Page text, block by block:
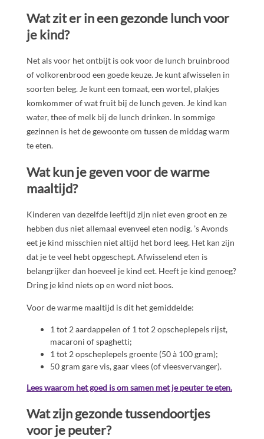
Wat zit er in een gezonde lunch voor
je kind?
Net als voor het ontbijt is ook voor de lunch bruinbrood
of volkorenbrood een goede keuze. Je kunt afwisselen in
soorten beleg. Je kunt een tomaat, een wortel, plakjes
komkommer of wat fruit bij de lunch geven. Je kind kan
water, thee of melk bij de lunch drinken. In sommige
gezinnen is het de gewoonte om tussen de middag warm
te eten.
Wat kun je geven voor de warme
maaltijd?
Kinderen van dezelfde leeftijd zijn niet even groot en ze
hebben dus niet allemaal evenveel eten nodig. ’s Avonds
eet je kind misschien niet altijd het bord leeg. Het kan zijn
dat je te veel hebt opgeschept. Afwisselend eten is
belangrijker dan hoeveel je kind eet. Heeft je kind genoeg?
Dring je kind niets op en word niet boos.
Voor de warme maaltijd is dit het gemiddelde:
1 tot 2 aardappelen of 1 tot 2 opscheplepels rijst,
macaroni of spaghetti;
1 tot 2 opscheplepels groente (50 à 100 gram);
50 gram gare vis, gaar vlees (of vleesvervanger).
Lees waarom het goed is om samen met je peuter te eten.
Wat zijn gezonde tussendoortjes
voor je peuter?